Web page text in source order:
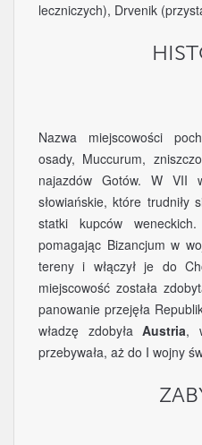
leczniczych), Drvenik
Nazwa miejscowości
osady, Muccurum,
najazdów Gotów. W VII
słowiańskie, które trudniły
statki kupców
pomagając Bizancjum w
tereny i włączył je do
miejscowość została
panowanie przejęła
władzę zdobyłaAustria,
przebywała, aż do I wojny